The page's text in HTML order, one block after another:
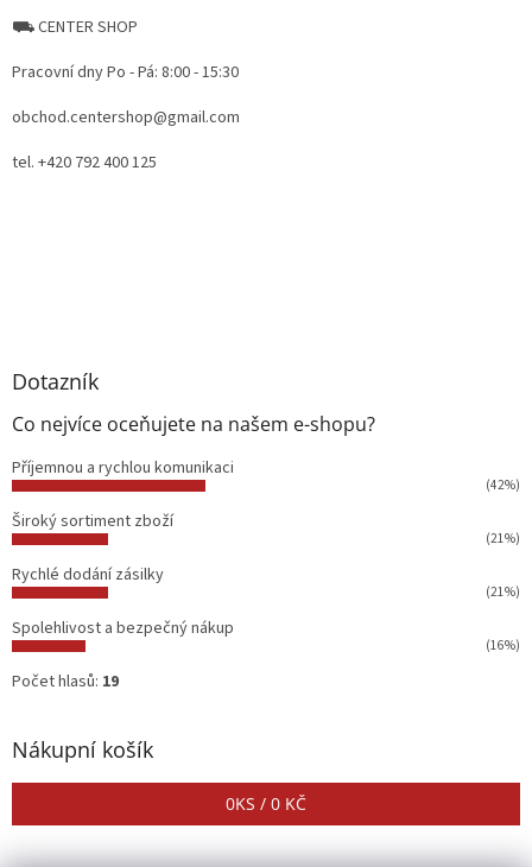
⛟ CENTER SHOP
Pracovní dny Po - Pá: 8:00 - 15:30
obchod.centershop@gmail.com
tel. +420 792 400 125
Dotazník
Co nejvíce oceňujete na našem e-shopu?
Příjemnou a rychlou komunikaci
(42%)
Široký sortiment zboží
(21%)
Rychlé dodání zásilky
(21%)
Spolehlivost a bezpečný nákup
(16%)
Počet hlasů: 19
Nákupní košík
0KS / 0 KČ